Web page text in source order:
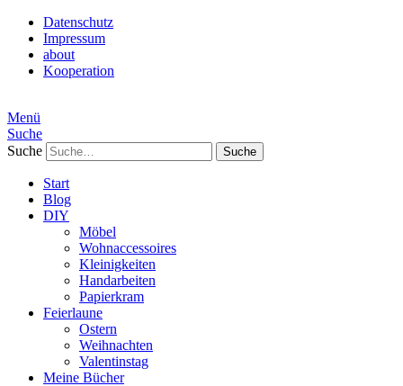
Datenschutz
Impressum
about
Kooperation
Menü
Suche
Suche
Start
Blog
DIY
Möbel
Wohnaccessoires
Kleinigkeiten
Handarbeiten
Papierkram
Feierlaune
Ostern
Weihnachten
Valentinstag
Meine Bücher